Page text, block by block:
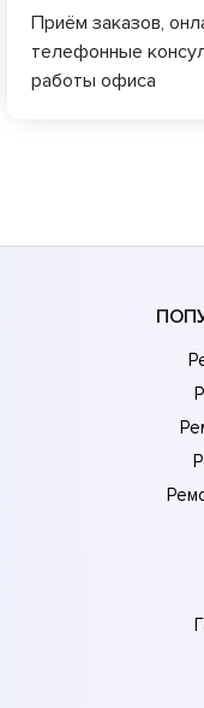
Приём заказов,
телефонные
работы офиса